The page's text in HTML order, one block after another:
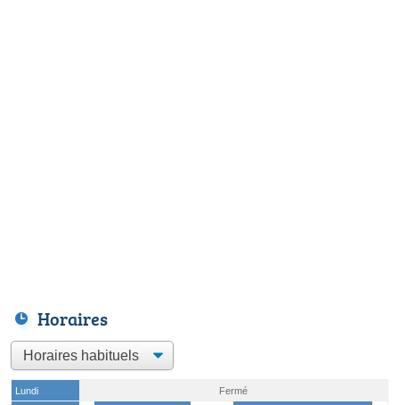
Horaires
Lundi
Fermé